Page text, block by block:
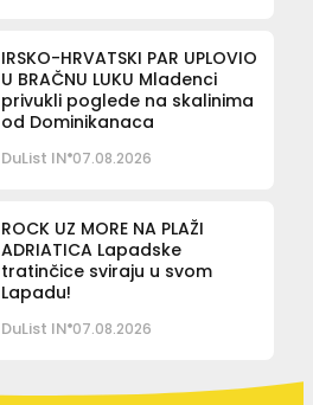
IRSKO-HRVATSKI PAR UPLOVIO
U BRAČNU LUKU Mladenci
privukli poglede na skalinima
od Dominikanaca
DuList IN 07.08.2026
ROCK UZ MORE NA PLAŽI
ADRIATICA Lapadske
tratinčice sviraju u svom
Lapadu!
DuList IN 07.08.2026